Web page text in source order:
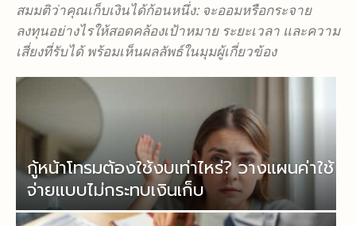
สมมติว่าคุณเก็บเงินได้ก้อนหนึ่ง: จะออมหรือกระจาย
ลงทุนอย่างไรให้สอดคล้องเป้าหมาย ระยะเวลา และความ
เสี่ยงที่รับได้ พร้อมเห็นผลลัพธ์ในมุมผู้เกี่ยวข้อง
กู้หน้าโทรมต้องใช้งบเท่าไหร่? วางแผนค่าใช้
จ่ายแบบไม่กระทบเงินเก็บ